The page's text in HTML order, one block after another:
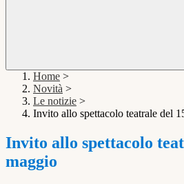
Home >
Novità >
Le notizie >
Invito allo spettacolo teatrale del
Invito allo spettacolo
maggio